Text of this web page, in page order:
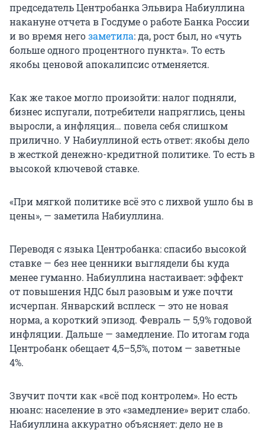
председатель Центробанка Эльвира Набиуллина
накануне отчета в Госдуме о работе Банка России
и во время негозаметила: да, рост был, но «чуть
больше одного процентного пункта». То есть
якобы ценовой апокалипсис отменяется.
Как же такое могло произойти: налог подняли,
бизнес испугали, потребители напряглись, цены
выросли, а инфляция… повела себя слишком
прилично. У Набиуллиной есть ответ: якобы дело
в жесткой денежно-кредитной политике. То есть в
высокой ключевой ставке.
«При мягкой политике всё это с лихвой ушло бы в
цены», — заметила Набиуллина.
Переводя с языка Центробанка: спасибо высокой
ставке — без нее ценники выглядели бы куда
менее гуманно. Набиуллина настаивает: эффект
от повышения НДС был разовым и уже почти
исчерпан. Январский всплеск — это не новая
норма, а короткий эпизод. Февраль — 5,9% годовой
инфляции. Дальше — замедление. По итогам года
Центробанк обещает 4,5–5,5%, потом — заветные
4%.
Звучит почти как «всё под контролем». Но есть
нюанс: население в это «замедление» верит слабо.
Набиуллина аккуратно объясняет: дело не в